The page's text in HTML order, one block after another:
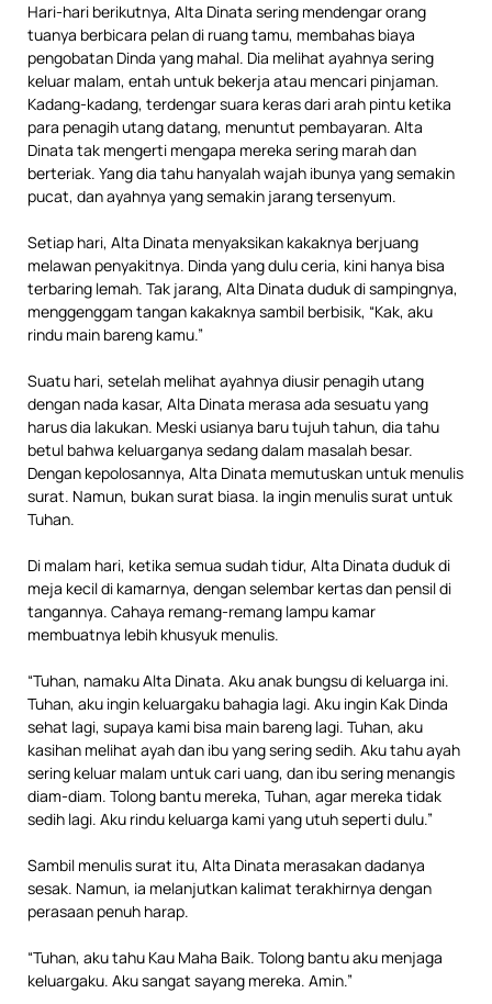
Hari-hari berikutnya, Alta Dinata sering mendengar orang
tuanya berbicara pelan di ruang tamu, membahas biaya
pengobatan Dinda yang mahal. Dia melihat ayahnya sering
keluar malam, entah untuk bekerja atau mencari pinjaman.
Kadang-kadang, terdengar suara keras dari arah pintu ketika
para penagih utang datang, menuntut pembayaran. Alta
Dinata tak mengerti mengapa mereka sering marah dan
berteriak. Yang dia tahu hanyalah wajah ibunya yang semakin
pucat, dan ayahnya yang semakin jarang tersenyum.
Setiap hari, Alta Dinata menyaksikan kakaknya berjuang
melawan penyakitnya. Dinda yang dulu ceria, kini hanya bisa
terbaring lemah. Tak jarang, Alta Dinata duduk di sampingnya,
menggenggam tangan kakaknya sambil berbisik, “Kak, aku
rindu main bareng kamu.”
Suatu hari, setelah melihat ayahnya diusir penagih utang
dengan nada kasar, Alta Dinata merasa ada sesuatu yang
harus dia lakukan. Meski usianya baru tujuh tahun, dia tahu
betul bahwa keluarganya sedang dalam masalah besar.
Dengan kepolosannya, Alta Dinata memutuskan untuk menulis
surat. Namun, bukan surat biasa. Ia ingin menulis surat untuk
Tuhan.
Di malam hari, ketika semua sudah tidur, Alta Dinata duduk di
meja kecil di kamarnya, dengan selembar kertas dan pensil di
tangannya. Cahaya remang-remang lampu kamar
membuatnya lebih khusyuk menulis.
“Tuhan, namaku Alta Dinata. Aku anak bungsu di keluarga ini.
Tuhan, aku ingin keluargaku bahagia lagi. Aku ingin Kak Dinda
sehat lagi, supaya kami bisa main bareng lagi. Tuhan, aku
kasihan melihat ayah dan ibu yang sering sedih. Aku tahu ayah
sering keluar malam untuk cari uang, dan ibu sering menangis
diam-diam. Tolong bantu mereka, Tuhan, agar mereka tidak
sedih lagi. Aku rindu keluarga kami yang utuh seperti dulu.”
Sambil menulis surat itu, Alta Dinata merasakan dadanya
sesak. Namun, ia melanjutkan kalimat terakhirnya dengan
perasaan penuh harap.
“Tuhan, aku tahu Kau Maha Baik. Tolong bantu aku menjaga
keluargaku. Aku sangat sayang mereka. Amin.”